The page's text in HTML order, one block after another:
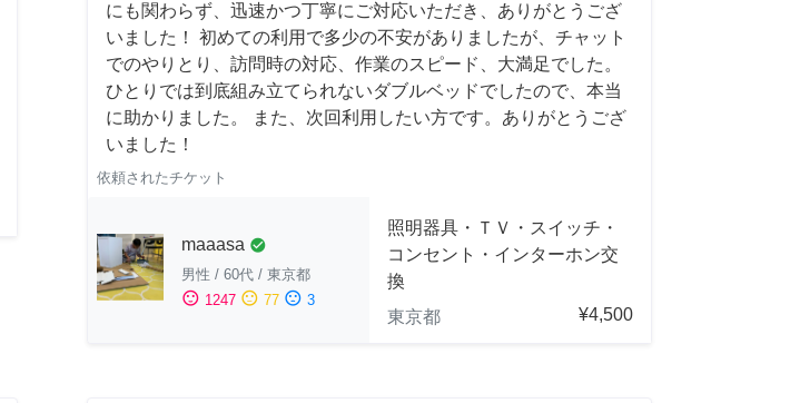
にも関わらず、迅速かつ丁寧にご対応いただき、ありがとうござ
いました！ 初めての利用で多少の不安がありましたが、チャット
でのやりとり、訪問時の対応、作業のスピード、大満足でした。
ひとりでは到底組み立てられないダブルベッドでしたので、本当
に助かりました。 また、次回利用したい方です。ありがとうござ
いました！
依頼されたチケット
maaasa check_circle
男性 / 60代 / 東京都
sentiment_satisfied 1247 sentiment_neutral 77 sentiment_dissatisfied 3
照明器具・ＴＶ・スイッチ・
コンセント・インターホン交
換
東京都
¥4,500